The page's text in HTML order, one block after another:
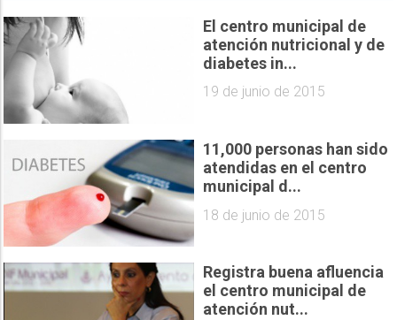
El centro municipal de
atención nutricional y de
diabetes in...
19 de junio de 2015
11,000 personas han sido
atendidas en el centro
municipal d...
18 de junio de 2015
Registra buena afluencia
el centro municipal de
atención nut...